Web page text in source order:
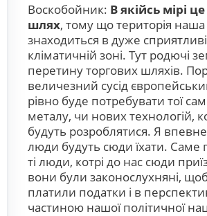
Воскобойник: В якійсь мірі
шлях, тому що територія наша
знаходиться в дуже
кліматичній зоні. Тут родючі
перетину торгових шляхів.
величезний сусід
рівно буде потребувати тої
металу, чи нових технологій,
будуть розроблятися. Я
люди будуть сюди їхати. Саме
ті люди, котрі до нас сюди
вони були законослухняні,
платили податки і в
частиною нашої політичної